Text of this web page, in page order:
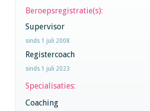
Beroepsregistratie(s):
Supervisor
sinds 1 juli 2008
Registercoach
sinds 1 juli 2023
Specialisaties:
Coaching